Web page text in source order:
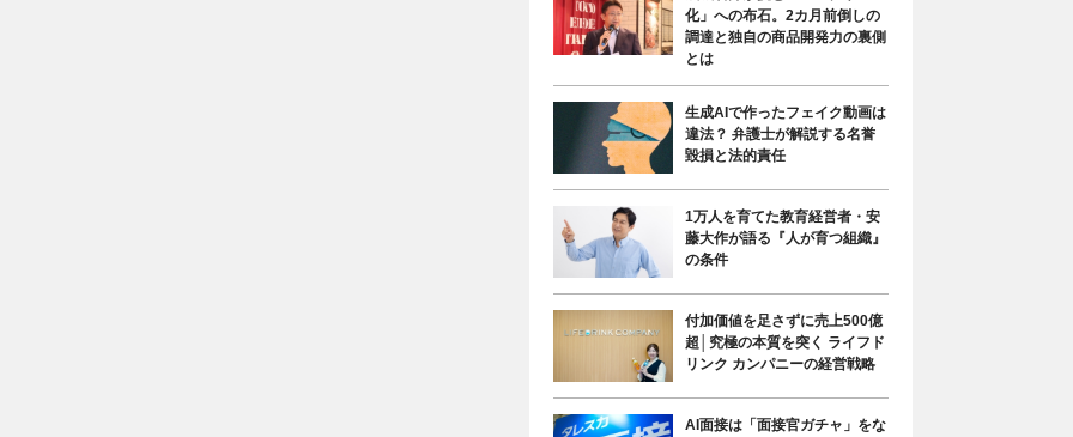
化」への布石。2カ月前倒しの
調達と独自の商品開発力の裏側
とは
生成AIで作ったフェイク動画は
違法？ 弁護士が解説する名誉
毀損と法的責任
1万人を育てた教育経営者・安
藤大作が語る『人が育つ組織』
の条件
付加価値を足さずに売上500億
超│究極の本質を突く ライフド
リンク カンパニーの経営戦略
AI面接は「面接官ガチャ」をな